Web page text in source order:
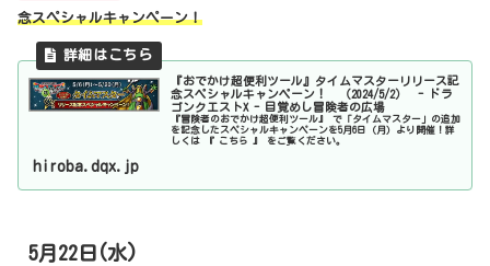
念スペシャルキャンペーン！
『おでかけ超便利ツール』タイムマスターリリース記
念スペシャルキャンペーン！ （2024/5/2） - ドラ
ゴンクエストX - 目覚めし冒険者の広場
『冒険者のおでかけ超便利ツール』 で「タイムマスター」の追加
を記念したスペシャルキャンペーンを5月6日（月）より開催！詳
しくは 『 こちら 』 をご覧ください。
hiroba.dqx.jp
5月22日(水)